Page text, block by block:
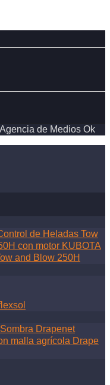
de Medios Ok
de Heladas Tow
con motor KUBOTA
and Blow 250H
Drapenet
malla agrícola Drape